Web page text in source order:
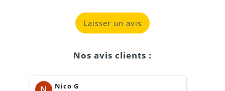
Laisser un avis
Nos avis clients :
Nico G